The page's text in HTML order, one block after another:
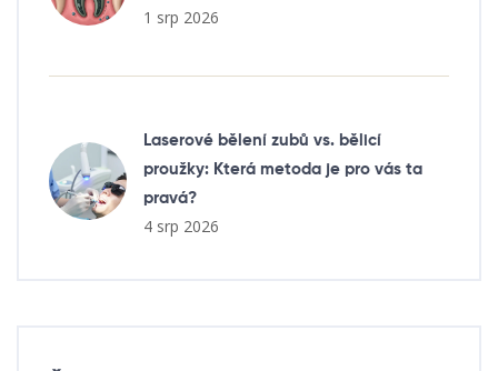
1 srp 2026
Laserové bělení zubů vs. bělicí
proužky: Která metoda je pro vás ta
pravá?
4 srp 2026